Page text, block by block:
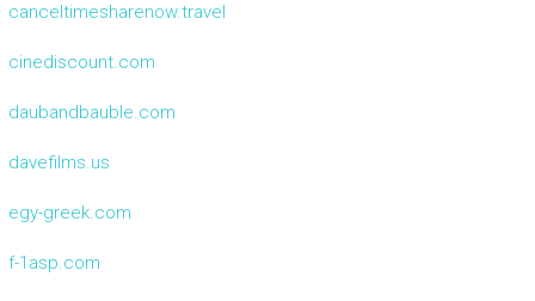
canceltimesharenow.travel
cinediscount.com
daubandbauble.com
davefilms.us
egy-greek.com
f-1asp.com